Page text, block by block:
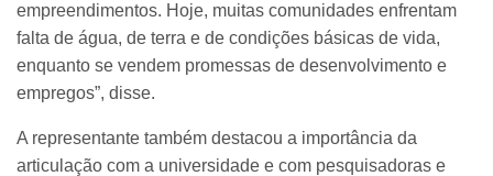
empreendimentos. Hoje, muitas comunidades enfrentam
falta de água, de terra e de condições básicas de vida,
enquanto se vendem promessas de desenvolvimento e
empregos”, disse.
A representante também destacou a importância da
articulação com a universidade e com pesquisadoras e